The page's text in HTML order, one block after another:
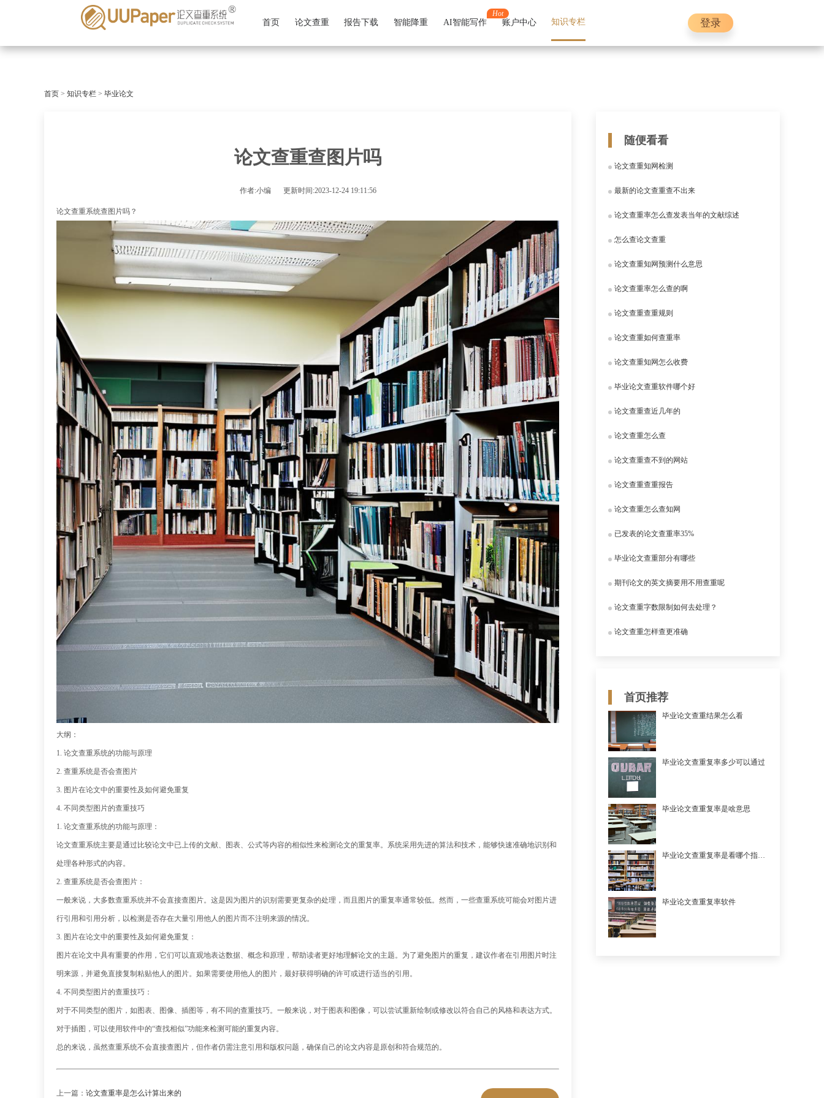
首页 论文查重 报告下载 智能降重 AI智能写作
Hot
账户中心 知识专栏 登录
首页 > 知识专栏 > 毕业论文
论文查重查图片吗
作者:小编 更新时间:2023-12-24 19:11:56
论文查重系统查图片吗？
大纲：
1. 论文查重系统的功能与原理
2. 查重系统是否会查图片
3. 图片在论文中的重要性及如何避免重复
4. 不同类型图片的查重技巧
1. 论文查重系统的功能与原理：
论文查重系统主要是通过比较论文中已上传的文献、图表、公式等内容的相似性来检测论文的重复率。系统采用先进的算法和技术，能够快速准确地识别和
处理各种形式的内容。
2. 查重系统是否会查图片：
一般来说，大多数查重系统并不会直接查图片。这是因为图片的识别需要更复杂的处理，而且图片的重复率通常较低。然而，一些查重系统可能会对图片进
行引用和引用分析，以检测是否存在大量引用他人的图片而不注明来源的情况。
3. 图片在论文中的重要性及如何避免重复：
图片在论文中具有重要的作用，它们可以直观地表达数据、概念和原理，帮助读者更好地理解论文的主题。为了避免图片的重复，建议作者在引用图片时注
明来源，并避免直接复制粘贴他人的图片。如果需要使用他人的图片，最好获得明确的许可或进行适当的引用。
4. 不同类型图片的查重技巧：
对于不同类型的图片，如图表、图像、插图等，有不同的查重技巧。一般来说，对于图表和图像，可以尝试重新绘制或修改以符合自己的风格和表达方式。
对于插图，可以使用软件中的“查找相似”功能来检测可能的重复内容。
总的来说，虽然查重系统不会直接查图片，但作者仍需注意引用和版权问题，确保自己的论文内容是原创和符合规范的。
上一篇： 论文查重率是怎么计算出来的
随便看看
论文查重知网检测
最新的论文查重查不出来
论文查重率怎么查发表当年的文献综述
怎么查论文查重
论文查重知网预测什么意思
论文查重率怎么查的啊
论文查重查重规则
论文查重如何查重率
论文查重知网怎么收费
毕业论文查重软件哪个好
论文查重查近几年的
论文查重怎么查
论文查重查不到的网站
论文查重查重报告
论文查重怎么查知网
已发表的论文查重率35%
毕业论文查重部分有哪些
期刊论文的英文摘要用不用查重呢
论文查重字数限制如何去处理？
论文查重怎样查更准确
首页推荐
毕业论文查重结果怎么看
毕业论文查重复率多少可以通过
毕业论文查重复率是啥意思
毕业论文查重复率是看哪个指标的
毕业论文查重复率软件